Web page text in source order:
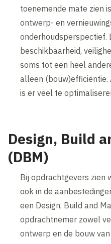
toenemende mate zien
ontwerp- en
onderhoudsperspectief.
beschikbaarheid,
soms tot een heel
alleen (bouw)efficiëntie.
is er veel te
Design, Build
(DBM)
Bij opdrachtgevers zien
ook in de
een Design, Build and
opdrachtnemer zowel
ontwerp en de bouw